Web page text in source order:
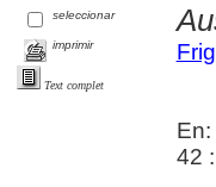
seleccionar
imprimir
Text complet
En:
42